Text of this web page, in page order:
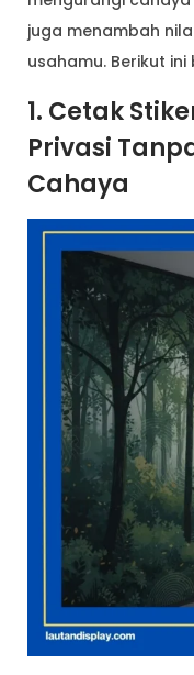
juga menambah
usahamu. Berikut
1. Cetak
Privasi
Cahaya